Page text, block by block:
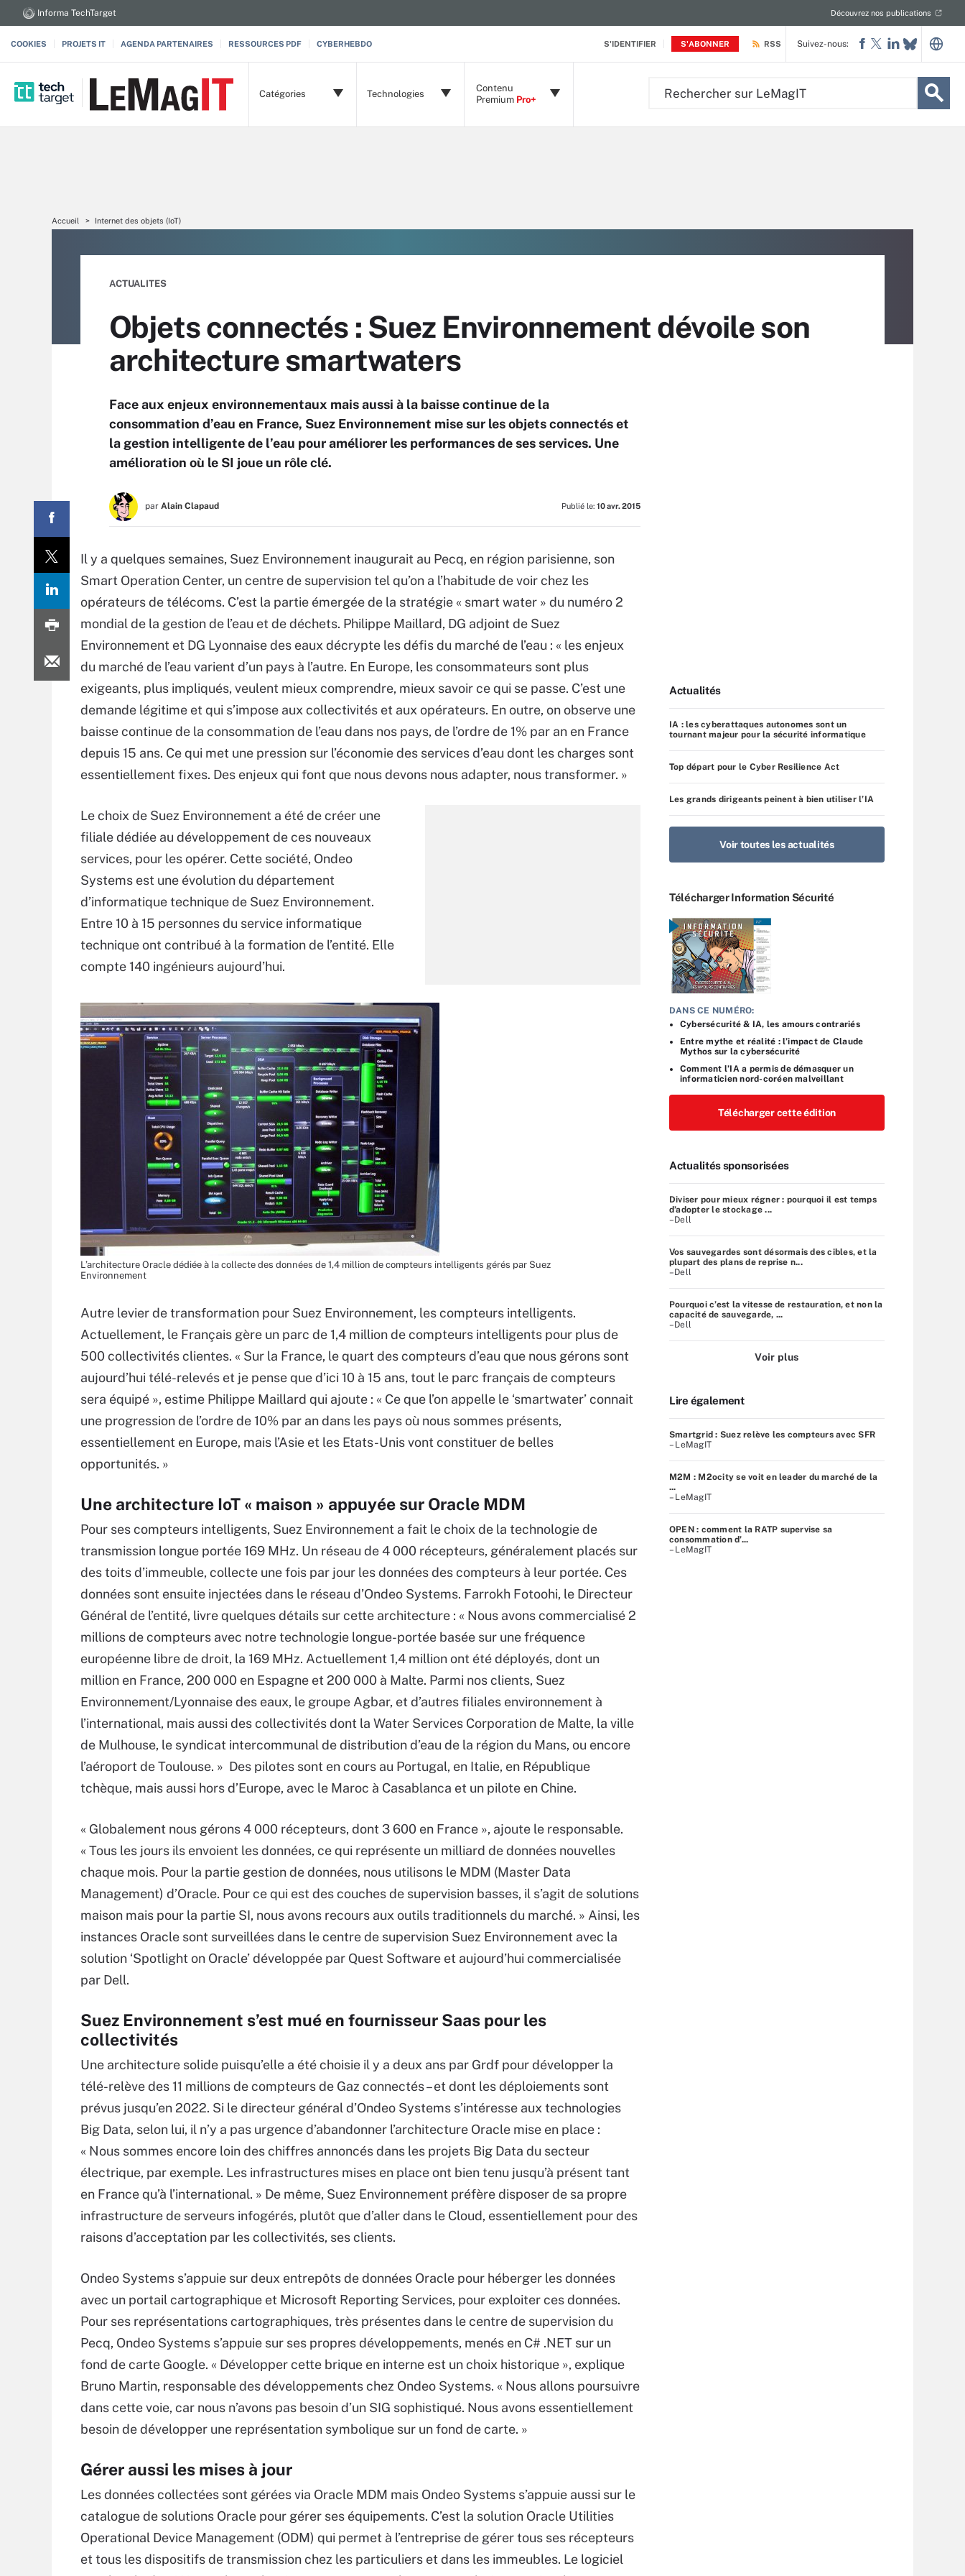
S'IDENTIFIER S'ABONNER
Informa TechTarget Découvrez nos publications
COOKIES PROJETS IT AGENDA PARTENAIRES RESSOURCES PDF CYBERHEBDO RSS
Catégories Technologies
Contenu
Premium Pro+
Suivez-nous:
Accueil Internet des objets (IoT)
ACTUALITES
Objets connectés : Suez Environnement dévoile son
architecture smartwaters
Face aux enjeux environnementaux mais aussi à la baisse continue de la
consommation d’eau en France, Suez Environnement mise sur les objets connectés et
la gestion intelligente de l’eau pour améliorer les performances de ses services. Une
amélioration où le SI joue un rôle clé.
par Alain Clapaud Publié le: 10 avr. 2015
Il y a quelques semaines, Suez Environnement inaugurait au Pecq, en région parisienne, son
Smart Operation Center, un centre de supervision tel qu’on a l’habitude de voir chez les
opérateurs de télécoms. C’est la partie émergée de la stratégie « smart water » du numéro 2
mondial de la gestion de l’eau et de déchets. Philippe Maillard, DG adjoint de Suez
Environnement et DG Lyonnaise des eaux décrypte les défis du marché de l’eau : « les enjeux
du marché de l’eau varient d’un pays à l’autre. En Europe, les consommateurs sont plus
exigeants, plus impliqués, veulent mieux comprendre, mieux savoir ce qui se passe. C’est une
demande légitime et qui s’impose aux collectivités et aux opérateurs. En outre, on observe une
baisse continue de la consommation de l’eau dans nos pays, de l’ordre de 1% par an en France
depuis 15 ans. Ce qui met une pression sur l’économie des services d’eau dont les charges sont
essentiellement fixes. Des enjeux qui font que nous devons nous adapter, nous transformer. »
L’architecture Oracle dédiée à la collecte des données de 1,4 million de compteurs intelligents gérés par Suez
Environnement
Le choix de Suez Environnement a été de créer une
filiale dédiée au développement de ces nouveaux
services, pour les opérer. Cette société, Ondeo
Systems est une évolution du département
d’informatique technique de Suez Environnement.
Entre 10 à 15 personnes du service informatique
technique ont contribué à la formation de l’entité. Elle
compte 140 ingénieurs aujourd’hui.
Autre levier de transformation pour Suez Environnement, les compteurs intelligents.
Actuellement, le Français gère un parc de 1,4 million de compteurs intelligents pour plus de
500 collectivités clientes. « Sur la France, le quart des compteurs d’eau que nous gérons sont
aujourd’hui télé-relevés et je pense que d’ici 10 à 15 ans, tout le parc français de compteurs
sera équipé », estime Philippe Maillard qui ajoute : « Ce que l’on appelle le ‘smartwater’ connait
une progression de l’ordre de 10% par an dans les pays où nous sommes présents,
essentiellement en Europe, mais l’Asie et les Etats-Unis vont constituer de belles
opportunités. »
Une architecture IoT « maison » appuyée sur Oracle MDM
Pour ses compteurs intelligents, Suez Environnement a fait le choix de la technologie de
transmission longue portée 169 MHz. Un réseau de 4 000 récepteurs, généralement placés sur
des toits d’immeuble, collecte une fois par jour les données des compteurs à leur portée. Ces
données sont ensuite injectées dans le réseau d’Ondeo Systems. Farrokh Fotoohi, le Directeur
Général de l’entité, livre quelques détails sur cette architecture : « Nous avons commercialisé 2
millions de compteurs avec notre technologie longue-portée basée sur une fréquence
européenne libre de droit, la 169 MHz. Actuellement 1,4 million ont été déployés, dont un
million en France, 200 000 en Espagne et 200 000 à Malte. Parmi nos clients, Suez
Environnement/Lyonnaise des eaux, le groupe Agbar, et d’autres filiales environnement à
l’international, mais aussi des collectivités dont la Water Services Corporation de Malte, la ville
de Mulhouse, le syndicat intercommunal de distribution d’eau de la région du Mans, ou encore
l’aéroport de Toulouse. » Des pilotes sont en cours au Portugal, en Italie, en République
tchèque, mais aussi hors d’Europe, avec le Maroc à Casablanca et un pilote en Chine.
« Globalement nous gérons 4 000 récepteurs, dont 3 600 en France », ajoute le responsable.
« Tous les jours ils envoient les données, ce qui représente un milliard de données nouvelles
chaque mois. Pour la partie gestion de données, nous utilisons le MDM (Master Data
Management) d’Oracle. Pour ce qui est des couches de supervision basses, il s’agit de solutions
maison mais pour la partie SI, nous avons recours aux outils traditionnels du marché. » Ainsi, les
instances Oracle sont surveillées dans le centre de supervision Suez Environnement avec la
solution ‘Spotlight on Oracle’ développée par Quest Software et aujourd’hui commercialisée
par Dell.
Suez Environnement s’est mué en fournisseur Saas pour les
collectivités
Une architecture solide puisqu’elle a été choisie il y a deux ans par Grdf pour développer la
télé-relève des 11 millions de compteurs de Gaz connectés – et dont les déploiements sont
prévus jusqu’en 2022. Si le directeur général d’Ondeo Systems s’intéresse aux technologies
Big Data, selon lui, il n’y a pas urgence d’abandonner l’architecture Oracle mise en place :
« Nous sommes encore loin des chiffres annoncés dans les projets Big Data du secteur
électrique, par exemple. Les infrastructures mises en place ont bien tenu jusqu’à présent tant
en France qu’à l’international. » De même, Suez Environnement préfère disposer de sa propre
infrastructure de serveurs infogérés, plutôt que d’aller dans le Cloud, essentiellement pour des
raisons d’acceptation par les collectivités, ses clients.
Ondeo Systems s’appuie sur deux entrepôts de données Oracle pour héberger les données
avec un portail cartographique et Microsoft Reporting Services, pour exploiter ces données.
Pour ses représentations cartographiques, très présentes dans le centre de supervision du
Pecq, Ondeo Systems s’appuie sur ses propres développements, menés en C# .NET sur un
fond de carte Google. « Développer cette brique en interne est un choix historique », explique
Bruno Martin, responsable des développements chez Ondeo Systems. « Nous allons poursuivre
dans cette voie, car nous n’avons pas besoin d’un SIG sophistiqué. Nous avons essentiellement
besoin de développer une représentation symbolique sur un fond de carte. »
Gérer aussi les mises à jour
Les données collectées sont gérées via Oracle MDM mais Ondeo Systems s’appuie aussi sur le
catalogue de solutions Oracle pour gérer ses équipements. C’est la solution Oracle Utilities
Operational Device Management (ODM) qui permet à l’entreprise de gérer tous ses récepteurs
et tous les dispositifs de transmission chez les particuliers et dans les immeubles. Le logiciel
Actualités
IA : les cyberattaques autonomes sont un
tournant majeur pour la sécurité informatique
Top départ pour le Cyber Resilience Act
Les grands dirigeants peinent à bien utiliser l’IA
Voir toutes les actualités
Télécharger Information Sécurité
DANS CE NUMÉRO:
Cybersécurité & IA, les amours contrariés
Entre mythe et réalité : l’impact de Claude
Mythos sur la cybersécurité
Comment l’IA a permis de démasquer un
informaticien nord-coréen malveillant
Télécharger cette édition
Actualités sponsorisées
Diviser pour mieux régner : pourquoi il est temps
d’adopter le stockage ...
–Dell
Vos sauvegardes sont désormais des cibles, et la
plupart des plans de reprise n...
–Dell
Pourquoi c’est la vitesse de restauration, et non la
capacité de sauvegarde, ...
–Dell
Voir plus
Lire également
Smartgrid : Suez relève les compteurs avec SFR
– LeMagIT
M2M : M2ocity se voit en leader du marché de la
...
– LeMagIT
OPEN : comment la RATP supervise sa
consommation d’...
– LeMagIT